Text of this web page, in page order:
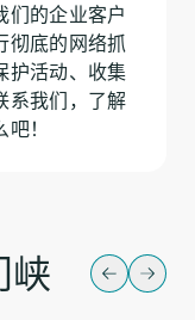
们的企业客户
彻底的网络抓
护活动、收集
系我们，了解
！
峡